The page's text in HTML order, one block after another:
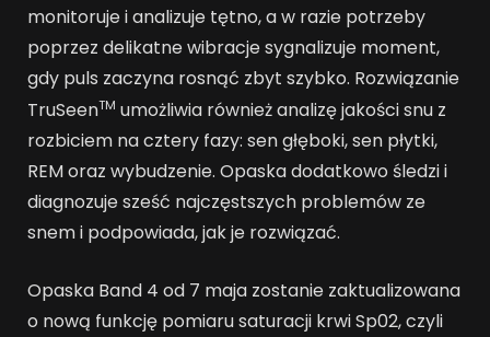
monitoruje i analizuje tętno, a w razie potrzeby
poprzez delikatne wibracje sygnalizuje moment,
gdy puls zaczyna rosnąć zbyt szybko. Rozwiązanie
TruSeenTM umożliwia również analizę jakości snu z
rozbiciem na cztery fazy: sen głęboki, sen płytki,
REM oraz wybudzenie. Opaska dodatkowo śledzi i
diagnozuje sześć najczęstszych problemów ze
snem i podpowiada, jak je rozwiązać.
Opaska Band 4 od 7 maja zostanie zaktualizowana
o nową funkcję pomiaru saturacji krwi Sp02, czyli